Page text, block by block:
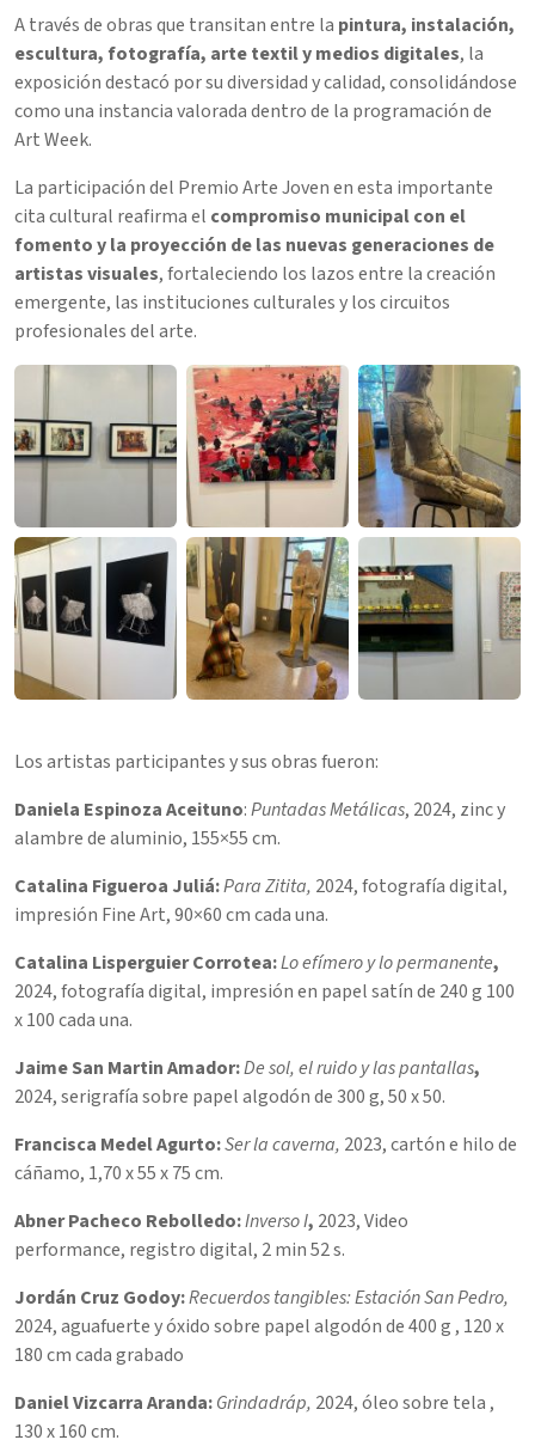
A través de obras que transitan entre la pintura, instalación,
escultura, fotografía, arte textil y medios digitales, la
exposición destacó por su diversidad y calidad, consolidándose
como una instancia valorada dentro de la programación de
Art Week.
La participación del Premio Arte Joven en esta importante
cita cultural reafirma el compromiso municipal con el
fomento y la proyección de las nuevas generaciones de
artistas visuales, fortaleciendo los lazos entre la creación
emergente, las instituciones culturales y los circuitos
profesionales del arte.
Los artistas participantes y sus obras fueron:
Daniela Espinoza Aceituno:Puntadas Metálicas, 2024, zinc y
alambre de aluminio, 155×55 cm.
Catalina Figueroa Juliá:Para Zitita, 2024, fotografía digital,
impresión Fine Art, 90×60 cm cada una.
Catalina Lisperguier Corrotea:Lo efímero y lo permanente,
2024, fotografía digital, impresión en papel satín de 240 g 100
x 100 cada una.
Jaime San Martin Amador:De sol, el ruido y las pantallas,
2024, serigrafía sobre papel algodón de 300 g,50 x 50.
Francisca Medel Agurto:Ser la caverna, 2023, cartón e hilo de
cáñamo, 1,70 x 55 x 75 cm.
Abner Pacheco Rebolledo:Inverso I, 2023,Video
performance, registro digital, 2 min 52 s.
Jordán Cruz Godoy:Recuerdos tangibles: Estación San Pedro,
2024, aguafuerte y óxido sobre papel algodón de 400 g , 120 x
180 cm cada grabado
Daniel Vizcarra Aranda:Grindadráp, 2024, óleo sobre tela ,
130 x 160 cm.